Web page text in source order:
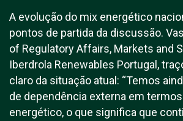
A evolução do mix energético
pontos de partida da discussão.
of Regulatory Affairs, Markets and
Iberdrola Renewables Portugal,
claro da situação atual: “Temos
de dependência externa em
energético, o que significa que